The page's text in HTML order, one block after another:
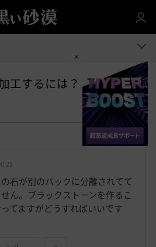
工するには？
お
入
り
共有する
石が別のバックに分離されてて
ん。ブラックストーンを作るこ
てますがどうすればいいです